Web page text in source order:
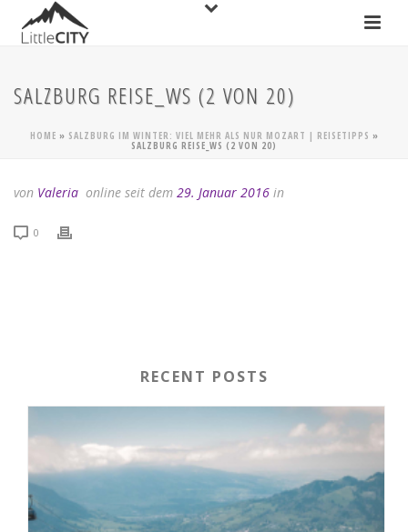
SALZBURG REISE_WS (2 VON 20)
HOME » SALZBURG IM WINTER: VIEL MEHR ALS NUR MOZART | REISETIPPS »
SALZBURG REISE_WS (2 VON 20)
von Valeria online seit dem 29. Januar 2016 in
0
RECENT POSTS